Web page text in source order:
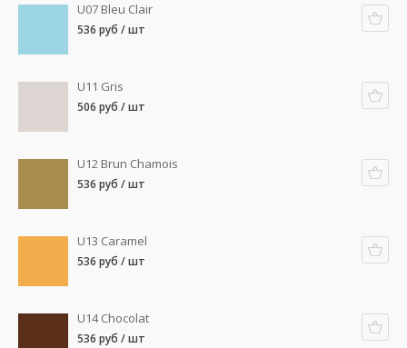
U07 Bleu Clair
536 руб / шт
U11 Gris
506 руб / шт
U12 Brun Chamois
536 руб / шт
U13 Caramel
536 руб / шт
U14 Chocolat
536 руб / шт